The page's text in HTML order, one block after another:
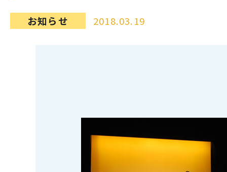
お知らせ 2018.03.19